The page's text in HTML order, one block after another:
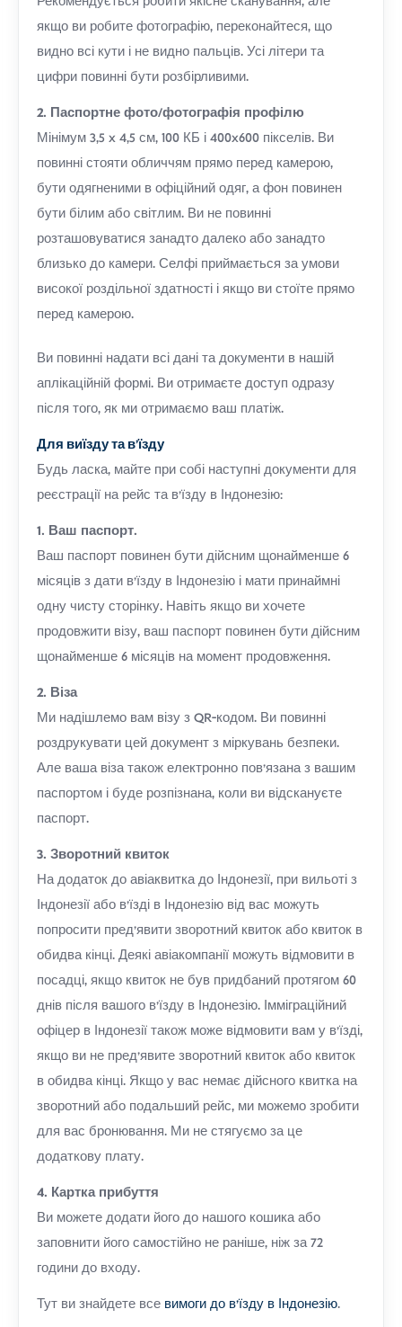
якщо ви робите фотографію, переконайтеся, що
видно всі кути і не видно пальців. Усі літери та
цифри повинні бути розбірливими.
2. Паспортне фото/фотографія профілю
Мінімум 3,5 x 4,5 см, 100 КБ і 400x600 пікселів. Ви
повинні стояти обличчям прямо перед камерою,
бути одягненими в офіційний одяг, а фон повинен
бути білим або світлим. Ви не повинні
розташовуватися занадто далеко або занадто
близько до камери. Селфі приймається за умови
високої роздільної здатності і якщо ви стоїте прямо
перед камерою.
Ви повинні надати всі дані та документи в нашій
аплікаційній формі. Ви отримаєте доступ одразу
після того, як ми отримаємо ваш платіж.
Для виїзду та в'їзду
Будь ласка, майте при собі наступні документи для
реєстрації на рейс та в'їзду в Індонезію:
1. Ваш паспорт.
Ваш паспорт повинен бути дійсним щонайменше 6
місяців з дати в'їзду в Індонезію і мати принаймні
одну чисту сторінку. Навіть якщо ви хочете
продовжити візу, ваш паспорт повинен бути дійсним
щонайменше 6 місяців на момент продовження.
2. Віза
Ми надішлемо вам візу з QR-кодом. Ви повинні
роздрукувати цей документ з міркувань безпеки.
Але ваша віза також електронно пов'язана з вашим
паспортом і буде розпізнана, коли ви відскануєте
паспорт.
3. Зворотний квиток
На додаток до авіаквитка до Індонезії, при вильоті з
Індонезії або в'їзді в Індонезію від вас можуть
попросити пред'явити зворотний квиток або квиток в
обидва кінці. Деякі авіакомпанії можуть відмовити в
посадці, якщо квиток не був придбаний протягом 60
днів після вашого в'їзду в Індонезію. Імміграційний
офіцер в Індонезії також може відмовити вам у в'їзді,
якщо ви не пред'явите зворотний квиток або квиток
в обидва кінці. Якщо у вас немає дійсного квитка на
зворотний або подальший рейс, ми можемо зробити
для вас бронювання. Ми не стягуємо за це
додаткову плату.
4. Картка прибуття
Ви можете додати його до нашого кошика або
заповнити його самостійно не раніше, ніж за 72
години до входу.
Тут ви знайдете все вимоги до в'їзду в Індонезію.